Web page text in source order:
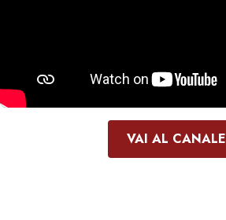
VAI AL CANALE